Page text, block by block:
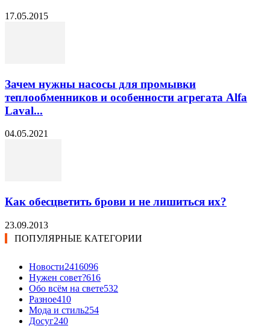
17.05.2015
Зачем нужны насосы для промывки
теплообменников и особенности агрегата Alfa
Laval...
04.05.2021
Как обесцветить брови и не лишиться их?
23.09.2013
ПОПУЛЯРНЫЕ КАТЕГОРИИ
Новости2416096
Нужен совет?616
Обо всём на свете532
Разное410
Мода и стиль254
Досуг240